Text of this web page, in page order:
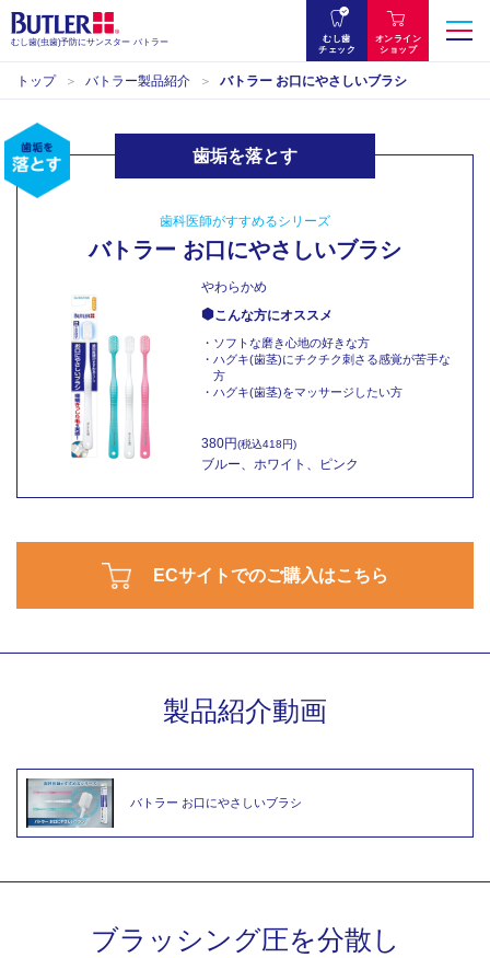
むし歯(虫歯)予防にサンスター バトラー むし歯
チェック
オンライン
ショップ
トップ バトラー製品紹介 バトラー お口にやさしいブラシ
歯垢を落とす
歯科医師がすすめるシリーズ
バトラー お口にやさしいブラシ
やわらかめ
こんな方にオススメ
・ソフトな磨き心地の好きな方
・ハグキ(歯茎)にチクチク刺さる感覚が苦手な
方
・ハグキ(歯茎)をマッサージしたい方
380円(税込418円)
ブルー、ホワイト、ピンク
ECサイトでのご購入はこちら
製品紹介動画
バトラー お口にやさしいブラシ
ブラッシング圧を分散し